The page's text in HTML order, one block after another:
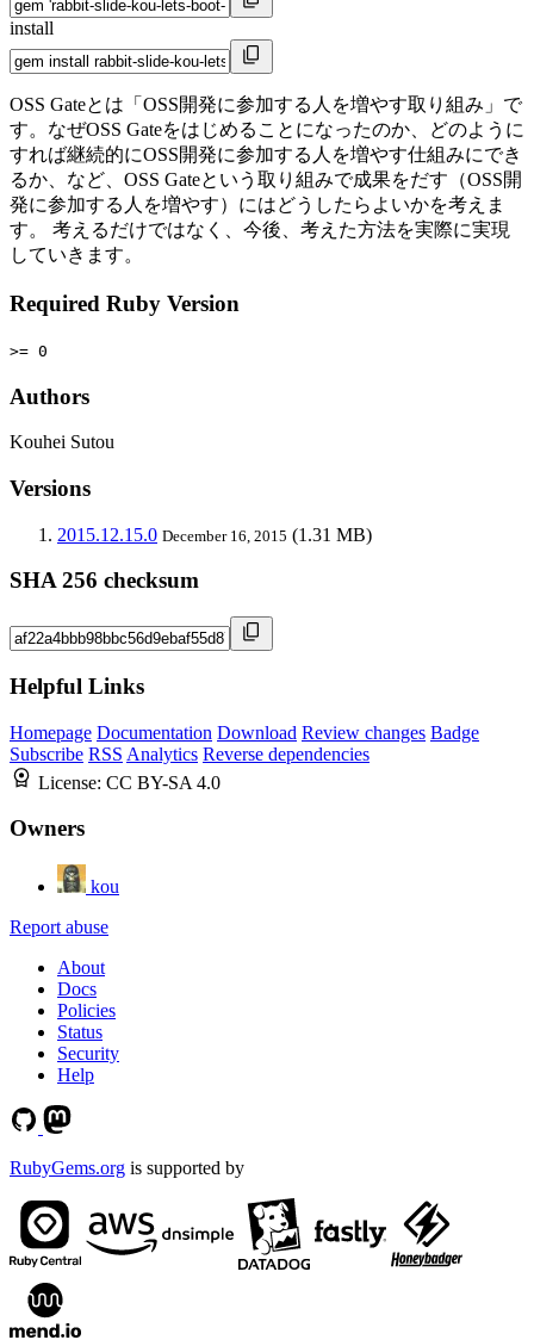
install
OSS Gateとは「OSS開発に参加する人を増やす取り組み」で
す。なぜOSS Gateをはじめることになったのか、どのように
すれば継続的にOSS開発に参加する人を増やす仕組みにでき
るか、など、OSS Gateという取り組みで成果をだす（OSS開
発に参加する人を増やす）にはどうしたらよいかを考えま
す。 考えるだけではなく、今後、考えた方法を実際に実現
していきます。
Required Ruby Version
>= 0
Authors
Kouhei Sutou
Versions
2015.12.15.0 December 16, 2015 (1.31 MB)
SHA 256 checksum
Helpful Links
Homepage Documentation Download Review changes Badge
Subscribe RSS Analytics Reverse dependencies
License: CC BY-SA 4.0
Owners
kou
Report abuse
About
Docs
Policies
Status
Security
Help
RubyGems.org is supported by